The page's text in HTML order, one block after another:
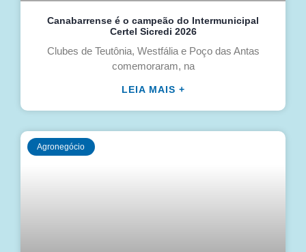
Canabarrense é o campeão do Intermunicipal
Certel Sicredi 2026
Clubes de Teutônia, Westfália e Poço das Antas
comemoraram, na
LEIA MAIS +
Agronegócio